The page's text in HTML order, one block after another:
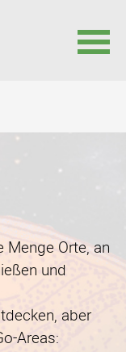
Menge Orte, an
und
aber
Areas: